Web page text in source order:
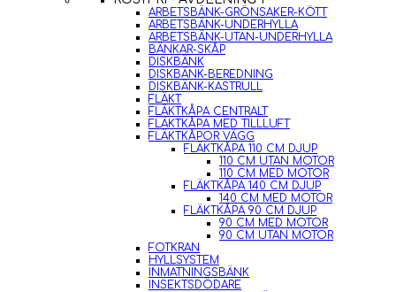
ARBETSBÄNK-GRÖNSAKER-KÖTT
ARBETSBÄNK-UNDERHYLLA
ARBETSBÄNK-UTAN-UNDERHYLLA
BÄNKAR-SKÅP
DISKBÄNK
DISKBÄNK-BEREDNING
DISKBÄNK-KASTRULL
FLÄKT
FLÄKTKÅPA CENTRALT
FLÄKTKÅPA MED TILLLUFT
FLÄKTKÅPOR VÄGG
FLÄKTKÅPA 110 CM DJUP
110 CM UTAN MOTOR
110 CM MED MOTOR
FLÄKTKÅPA 140 CM DJUP
140 CM MED MOTOR
FLÄKTKÅPA 90 CM DJUP
90 CM MED MOTOR
90 CM UTAN MOTOR
FOTKRAN
HYLLSYSTEM
INMATNINGSBÄNK
INSEKTSDÖDARE